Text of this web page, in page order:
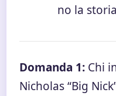
no la
Domanda 1: Chi
Nicholas “Big